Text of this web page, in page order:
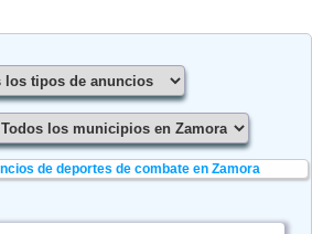
de deportes de combate en Zamora